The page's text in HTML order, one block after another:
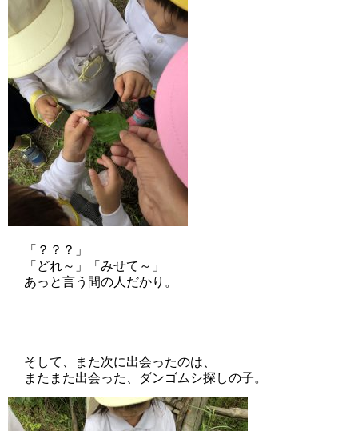
「？？？」
「どれ～」「みせて～」
あっと言う間の人だかり。
そして、また次に出会ったのは、
またまた出会った、ダンゴムシ探しの子。